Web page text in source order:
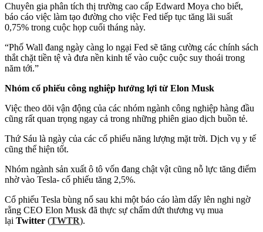
Chuyên gia phân tích thị trường cao cấp Edward Moya cho biết,
báo cáo việc làm tạo đường cho việc Fed tiếp tục tăng lãi suất
0,75% trong cuộc họp cuối tháng này.
“Phố Wall đang ngày càng lo ngại Fed sẽ tăng cường các chính sách
thắt chặt tiền tệ và đưa nền kinh tế vào cuộc cuộc suy thoái trong
năm tới.”
Nhóm cổ phiếu công nghiệp hưởng lợi từ Elon Musk
Việc theo dõi vận động của các nhóm ngành công nghiệp hàng đầu
cũng rất quan trọng ngay cả trong những phiên giao dịch buồn tẻ.
Thứ Sáu là ngày của các cổ phiếu năng lượng mặt trời. Dịch vụ y tế
cũng thể hiện tốt.
Nhóm ngành sản xuất ô tô vốn đang chật vật cũng nỗ lực tăng điểm
nhờ vào Tesla- cổ phiếu tăng 2,5%.
Cổ phiếu Tesla bùng nổ sau khi một báo cáo làm dấy lên nghi ngờ
rằng CEO Elon Musk đã thực sự chấm dứt thương vụ mua
lại Twitter (TWTR).